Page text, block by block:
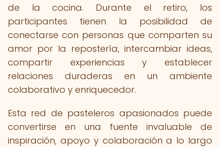
de la cocina. Durante el retiro, los
participantes tienen la posibilidad de
conectarse con personas que comparten su
amor por la repostería, intercambiar ideas,
compartir experiencias y establecer
relaciones duraderas en un ambiente
colaborativo y enriquecedor.
Esta red de pasteleros apasionados puede
convertirse en una fuente invaluable de
inspiración, apoyo y colaboración a lo largo